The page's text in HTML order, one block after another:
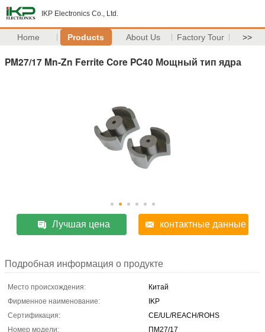
IKP Electronics Co., Ltd.
Home Products About Us Factory Tour >>
PM27/17 Mn-Zn Ferrite Core PC40 Мощный тип ядра
Лучшая цена контактные данные
Подробная информация о продукте
Место происхождения:
Китай
Фирменное наименование:
IKP
Сертификация:
CE/UL/REACH/ROHS
Номер модели:
ПМ27/17